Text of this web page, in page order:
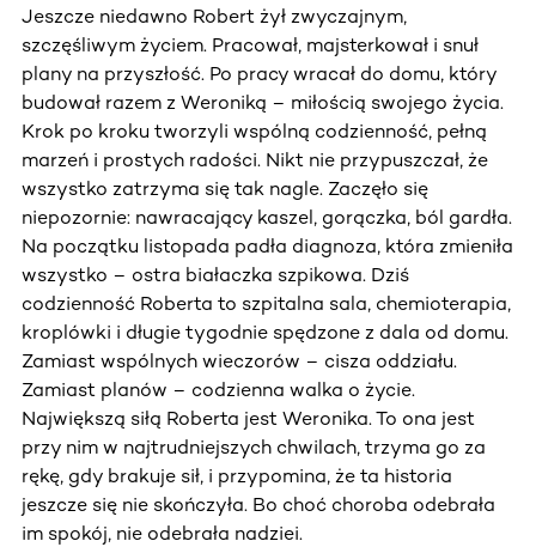
Jeszcze niedawno Robert żył zwyczajnym,
szczęśliwym życiem. Pracował, majsterkował i snuł
plany na przyszłość. Po pracy wracał do domu, który
budował razem z Weroniką – miłością swojego życia.
Krok po kroku tworzyli wspólną codzienność, pełną
marzeń i prostych radości. Nikt nie przypuszczał, że
wszystko zatrzyma się tak nagle. Zaczęło się
niepozornie: nawracający kaszel, gorączka, ból gardła.
Na początku listopada padła diagnoza, która zmieniła
wszystko – ostra białaczka szpikowa. Dziś
codzienność Roberta to szpitalna sala, chemioterapia,
kroplówki i długie tygodnie spędzone z dala od domu.
Zamiast wspólnych wieczorów – cisza oddziału.
Zamiast planów – codzienna walka o życie.
Największą siłą Roberta jest Weronika. To ona jest
przy nim w najtrudniejszych chwilach, trzyma go za
rękę, gdy brakuje sił, i przypomina, że ta historia
jeszcze się nie skończyła. Bo choć choroba odebrała
im spokój, nie odebrała nadziei.